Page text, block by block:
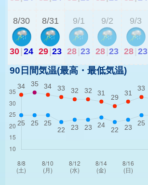
8/30
30 24
8/31
29 23
9/1
28 23
9/2
28 23
9/3
28 23
90日間気温(最高・最低気温)